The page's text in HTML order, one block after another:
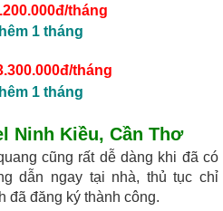
tháng
1 tháng
tháng
1 tháng
Ninh Kiều, Cần Thơ
cũng rất dễ dàng khi đã có
dẫn ngay tại nhà, thủ tục chỉ
đã đăng ký thành công.